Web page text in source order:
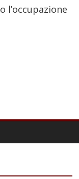
l’occupazione